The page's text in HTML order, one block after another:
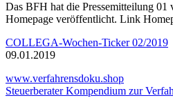
Das BFH hat die Pressemitteilung 01
Homepage veröffentlicht. Link
COLLEGA-Wochen-Ticker 02/2019
09.01.2019
www.verfahrensdoku.shop
Steuerberater Kompendium zur